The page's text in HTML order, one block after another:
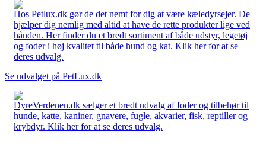
Hos Petlux.dk gør de det nemt for dig at være kæledyrsejer. De
hjælper dig nemlig med altid at have de rette produkter lige ved
hånden. Her finder du et bredt sortiment af både udstyr, legetøj
og foder i høj kvalitet til både hund og kat. Klik her for at se
deres udvalg.
Se udvalget på PetLux.dk
DyreVerdenen.dk sælger et bredt udvalg af foder og tilbehør til
hunde, katte, kaniner, gnavere, fugle, akvarier, fisk, reptiller og
krybdyr. Klik her for at se deres udvalg.